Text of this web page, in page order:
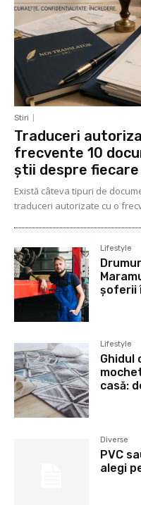
Stiri
Traduceri
frecvente 10
știi despre fiecare
Există câteva tipuri de
traduceri autorizate cu o
Lifestyle
șoferii
Lifestyle
Ghidul
casă:
Diverse
PVC
alegi